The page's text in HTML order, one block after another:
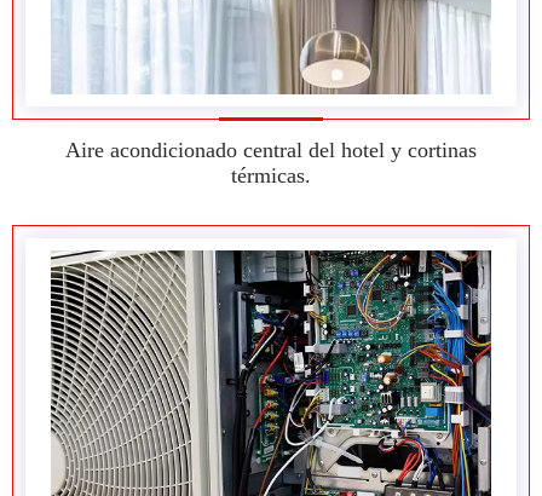
Aire acondicionado central del hotel y cortinas
térmicas.